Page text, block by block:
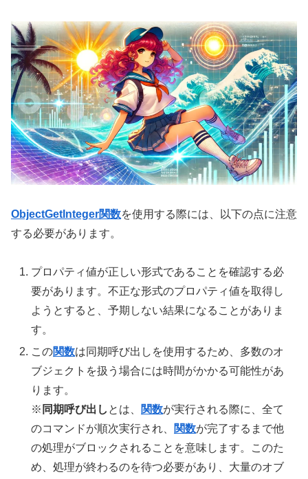
ObjectGetInteger関数を使用する際には、以下の点に注意
する必要があります。
プロパティ値が正しい形式であることを確認する必
要があります。不正な形式のプロパティ値を取得し
ようとすると、予期しない結果になることがありま
す。
この関数は同期呼び出しを使用するため、多数のオ
ブジェクトを扱う場合には時間がかかる可能性があ
ります。
※ 同期呼び出し とは、 関数が実行される際に、全て
のコマンドが順次実行され、
関数が完了するまで他
の処理がブロックされることを意味します。このた
め、処理が終わるのを待つ必要があり、大量のオブ